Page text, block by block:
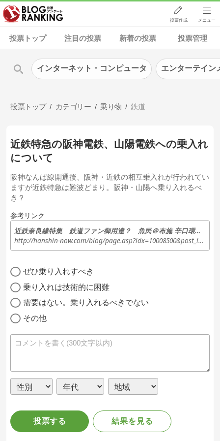
投票作成 メニュー
投票トップ 注目の投票 新着の投票 投票管理
投票トップ カテゴリー 乗り物 鉄道
近鉄特急の阪神電鉄、山陽電鉄への乗入れ
について
阪神なんば線開通後、阪神・近鉄の相互乗入れが行われてい
ますが近鉄特急は難波どまり。阪神・山陽へ乗り入れるべ
き？
参考リンク
近鉄奈良線特集 鉄道ファン御用達？ 魚民＠布施 辛口環境担当「エ辛ジスト」のアンサスティナビリティ・…
http://hanshin-now.com/blog/page.asp?idx=10008500&post_idx_sel=10045957
ぜひ乗り入れすべき
乗り入れは技術的に困難
需要はない。乗り入れるべきでない
その他
投票する 結果を見る
インターネット・コンピュータ エンターテイン